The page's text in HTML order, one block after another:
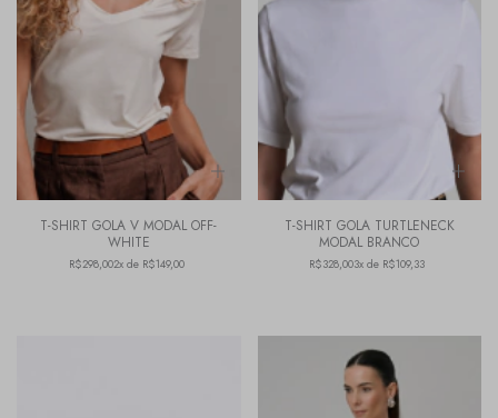
T-SHIRT GOLA V MODAL OFF-
WHITE
R$298,002x de R$149,00
T-SHIRT GOLA TURTLENECK
MODAL BRANCO
R$328,003x de R$109,33